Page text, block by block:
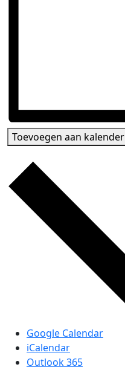
Toevoegen aan kalender
Google Calendar
iCalendar
Outlook 365